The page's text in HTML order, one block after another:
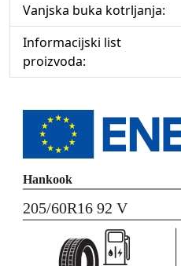
Vanjska buka kotrljanja:
Informacijski list
proizvoda: